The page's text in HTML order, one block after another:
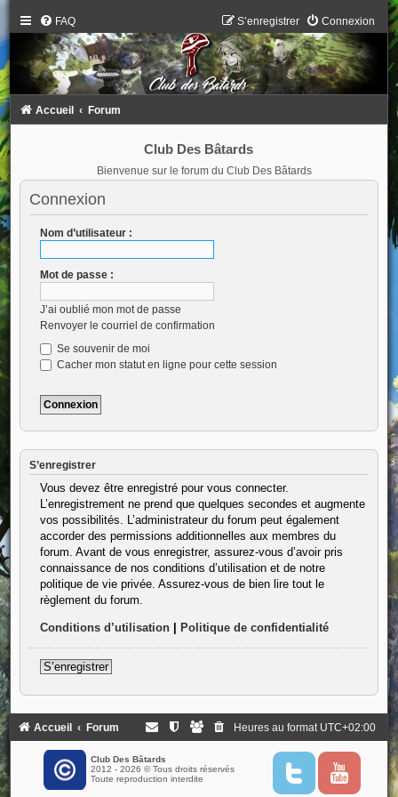
FAQ Connexion
S’enregistrer
Accueil Forum
Club Des Bâtards
Bienvenue sur le forum du Club Des Bâtards
Connexion
Nom d’utilisateur :
Mot de passe :
J’ai oublié mon mot de passe
Renvoyer le courriel de confirmation
Se souvenir de moi
Cacher mon statut en ligne pour cette session
S’enregistrer
Vous devez être enregistré pour vous connecter.
L’enregistrement ne prend que quelques secondes et augmente
vos possibilités. L’administrateur du forum peut également
accorder des permissions additionnelles aux membres du
forum. Avant de vous enregistrer, assurez-vous d’avoir pris
connaissance de nos conditions d’utilisation et de notre
politique de vie privée. Assurez-vous de bien lire tout le
règlement du forum.
Conditions d’utilisation| Politique de confidentialité
S’enregistrer
Accueil Forum Heures au format UTC+02:00
Club Des Bâtards
2012 - 2026 © Tous droits réservés
Toute reproduction interdite
T
Y